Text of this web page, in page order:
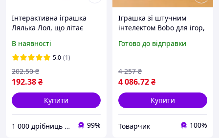
Інтерактивна іграшка
Лялька Лол, що літає
В наявності
5.0 (1)
192.38₴
202.50 ₴
Купити
1 000 дрібниць VDN 99%
Іграшка зі штучним
інтелектом Bobo для ігор,
дозвілля, голосом і LED
Готово до відправки
4 086.72₴
4 257 ₴
Купити
Товарчик 100%